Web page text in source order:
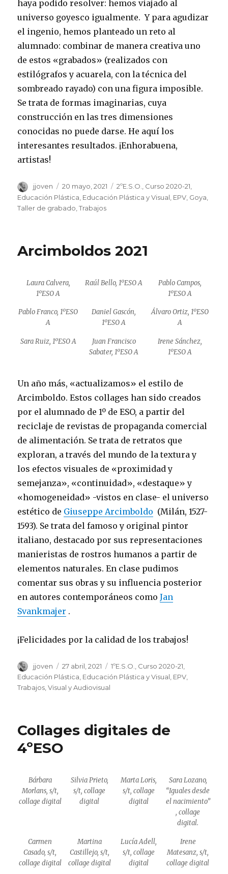
haya podido resolver: hemos viajado al
universo goyesco igualmente. Y para agudizar
el ingenio, hemos planteado un reto al
alumnado: combinar de manera creativa uno
de estos «grabados» (realizados con
estilógrafos y acuarela, con la técnica del
sombreado rayado) con una figura imposible.
Se trata de formas imaginarias, cuya
construcción en las tres dimensiones
conocidas no puede darse. He aquí los
interesantes resultados. ¡Enhorabuena,
artistas!
Autor
jjoven
Publicado
el
20 mayo, 2021 Categorías
2ºE.S.O., Curso 2020-21,
Educación Plástica Educación Plástica y Visual EPV Goya
Taller de grabado ,Trabajos
Arcimboldos 2021
Laura Calvera,
1ºESO A
Raúl Bello, 1ºESO A
Pablo Campos,
1ºESO A
Pablo Franco, 1ºESO
A
Daniel Gascón,
1ºESO A
Álvaro Ortiz, 1ºESO
A
Sara Ruiz, 1ºESO A
Juan Francisco
Sabater, 1ºESO A
Irene Sánchez,
1ºESO A
Un año más, «actualizamos» el estilo de
Arcimboldo. Estos collages han sido creados
por el alumnado de 1º de ESO, a partir del
reciclaje de revistas de propaganda comercial
de alimentación. Se trata de retratos que
exploran, a través del mundo de la textura y
los efectos visuales de «proximidad y
semejanza», «continuidad», «destaque» y
«homogeneidad» -vistos en clase- el universo
estético de Giuseppe Arcimboldo (Milán, 1527-
1593). Se trata del famoso y original pintor
italiano, destacado por sus representaciones
manieristas de rostros humanos a partir de
elementos naturales. En clase pudimos
comentar sus obras y su influencia posterior
en autores contemporáneos comoJan
Svankmajer .
¡Felicidades por la calidad de los trabajos!
Autor
jjoven
Publicado
el
27 abril, 2021 Categorías
1ºE.S.O. Curso 2020-21
Educación Plástica Educación Plástica y Visual EPV
Trabajos ,Visual y Audiovisual
Collages digitales de
4ºESO
Bárbara
Morlans, s/t,
collage digital
Silvia Prieto,
s/t, collage
digital
Marta Loris,
s/t, collage
digital
Sara Lozano,
“Iguales desde
el nacimiento”
, collage
digital.
Carmen
Casado, s/t,
collage digital
Martina
Castillejo, s/t,
collage digital
Lucía Adell,
s/t, collage
digital
Irene
Matesanz, s/t,
collage digital